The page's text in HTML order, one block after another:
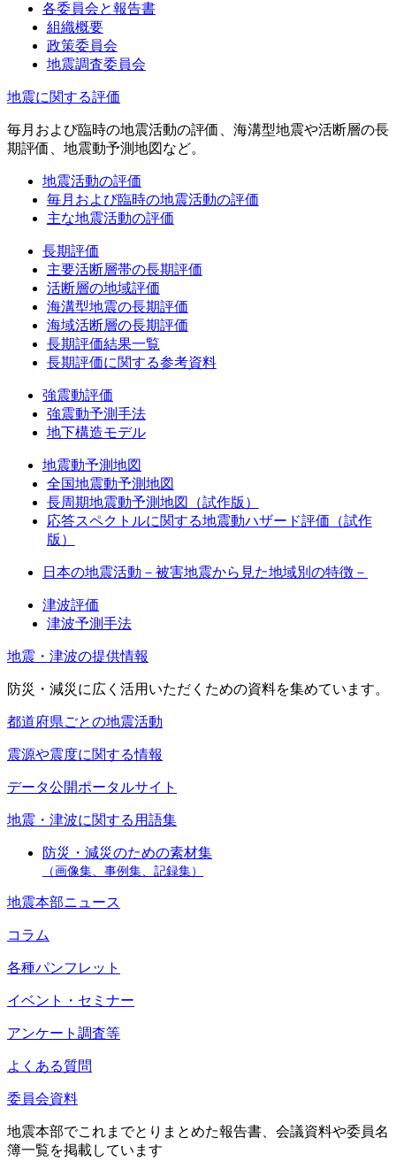
各委員会と報告書
組織概要
政策委員会
地震調査委員会
地震に関する評価
毎月および臨時の地震活動の評価、海溝型地震や活断層の長
期評価、地震動予測地図など。
地震活動の評価
毎月および臨時の地震活動の評価
主な地震活動の評価
長期評価
主要活断層帯の長期評価
活断層の地域評価
海溝型地震の長期評価
海域活断層の長期評価
長期評価結果一覧
長期評価に関する参考資料
強震動評価
強震動予測手法
地下構造モデル
地震動予測地図
全国地震動予測地図
長周期地震動予測地図（試作版）
応答スペクトルに関する地震動ハザード評価（試作
版）
日本の地震活動－被害地震から見た地域別の特徴－
津波評価
津波予測手法
地震・津波の提供情報
防災・減災に広く活用いただくための資料を集めています。
都道府県ごとの地震活動
震源や震度に関する情報
データ公開ポータルサイト
地震・津波に関する用語集
防災・減災のための素材集
（画像集、事例集、記録集）
地震本部ニュース
コラム
各種パンフレット
イベント・セミナー
アンケート調査等
よくある質問
委員会資料
地震本部でこれまでとりまとめた報告書、会議資料や委員名
簿一覧を掲載しています